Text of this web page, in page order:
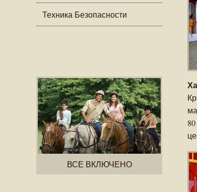
Техника Безопасности
ВСЕ ВКЛЮЧЕНО